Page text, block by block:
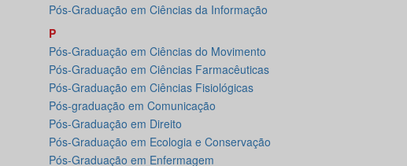
Pós-Graduação em Ciências da Informação
P
Pós-Graduação em Ciências do Movimento
Pós-Graduação em Ciências Farmacêuticas
Pós-Graduação em Ciências Fisiológicas
Pós-graduação em Comunicação
Pós-Graduação em Direito
Pós-Graduação em Ecologia e Conservação
Pós-Graduação em Enfermagem